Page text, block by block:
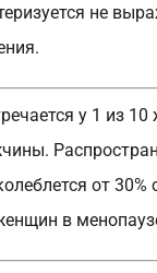
не
у 1 из
от
в